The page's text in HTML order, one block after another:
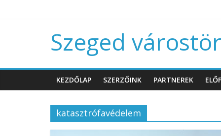
Szeged
KEZDŐLAP SZERZŐINK PARTNEREK
katasztrófavédelem